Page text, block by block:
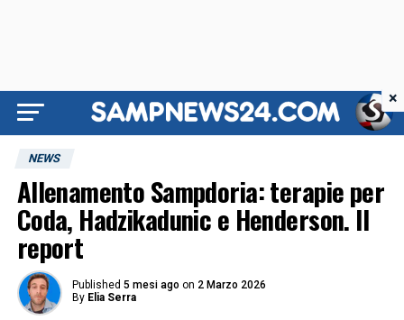
NEWS
Allenamento Sampdoria: terapie per
Coda, Hadzikadunic e Henderson. Il
report
Published 5 mesi ago on 2 Marzo 2026
By Elia Serra
×